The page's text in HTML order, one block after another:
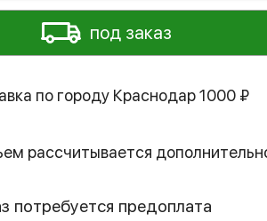
под заказ
по городу Краснодар 1000 ₽
рассчитывается
потребуется предоплата